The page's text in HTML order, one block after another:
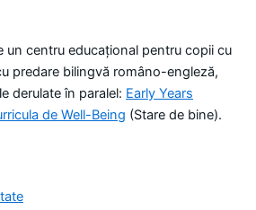
un centru educațional pentru copii cu
predare bilingvă româno-engleză,
derulate în paralel: Early Years
de Well-Being (Stare de bine).